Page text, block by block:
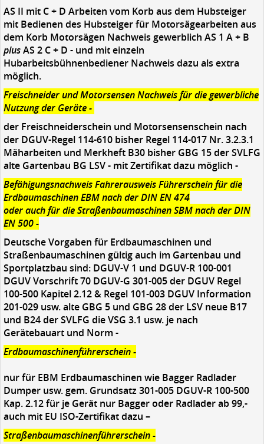
AS II mit C + D Arbeiten vom Korb aus dem Hubsteiger
mit Bedienen des Hubsteiger für Motorsägearbeiten aus
dem Korb Motorsägen Nachweis gewerblich AS 1 A + B
plusAS 2 C + D - und mit einzeln
Hubarbeitsbühnenbediener Nachweis dazu als extra
möglich.
Freischneider und Motorsensen Nachweis für die gewerbliche
Nutzung der Geräte -
der Freischneiderschein und Motorsensenschein nach
der DGUV-Regel 114-610 bisher Regel 114-017 Nr. 3.2.3.1
Mäharbeiten und Merkheft B30 bisher GBG 15 der SVLFG
alte Gartenbau BG LSV - mit Zertifikat dazu möglich -
Befähigungsnachweis Fahrerausweis Führerschein für die
Erdbaumaschinen EBM nach der DIN EN 474
oder auch für die Straßenbaumaschinen SBM nach der DIN
EN 500 -
Deutsche Vorgaben für Erdbaumaschinen und
Straßenbaumaschinen gültig auch im Gartenbau und
Sportplatzbau sind: DGUV-V 1 und DGUV-R 100-001
DGUV Vorschrift 70 DGUV-G 301-005 der DGUV Regel
100-500 Kapitel 2.12 & Regel 101-003 DGUV Information
201-029 usw. alte GBG 5 und GBG 28 der LSV neue B17
und B24 der SVLFG die VSG 3.1 usw. je nach
Gerätebauart und Norm -
Erdbaumaschinenführerschein -
nur für EBM Erdbaumaschinen wie Bagger Radlader
Dumper usw. gem. Grundsatz 301-005 DGUV-R 100-500
Kap. 2.12 für je Gerät nur Bagger oder Radlader ab 99,-
auch mit EU ISO-Zertifikat dazu –
Straßenbaumaschinenführerschein -